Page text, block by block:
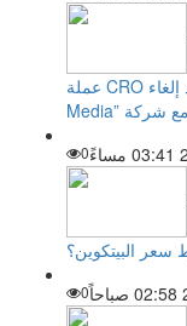
عملة CRO تهوي لأدنى مستوى لها منذ 3 سنوات بعد إلغاء “Trump
0
سعر البيتكوين؟
0